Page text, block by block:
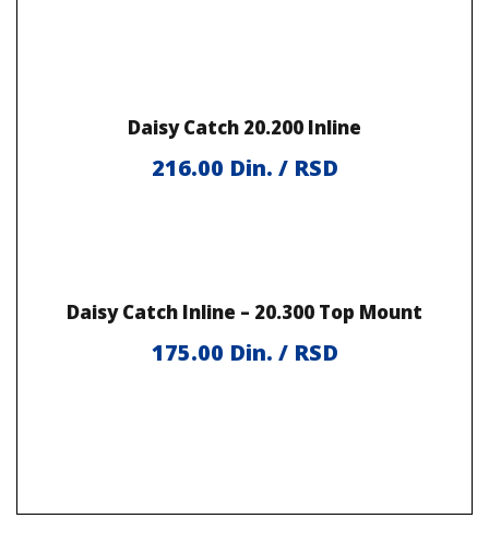
Daisy Catch 20.200 Inline
216.00 Din. / RSD
Daisy Catch Inline – 20.300 Top Mount
175.00 Din. / RSD